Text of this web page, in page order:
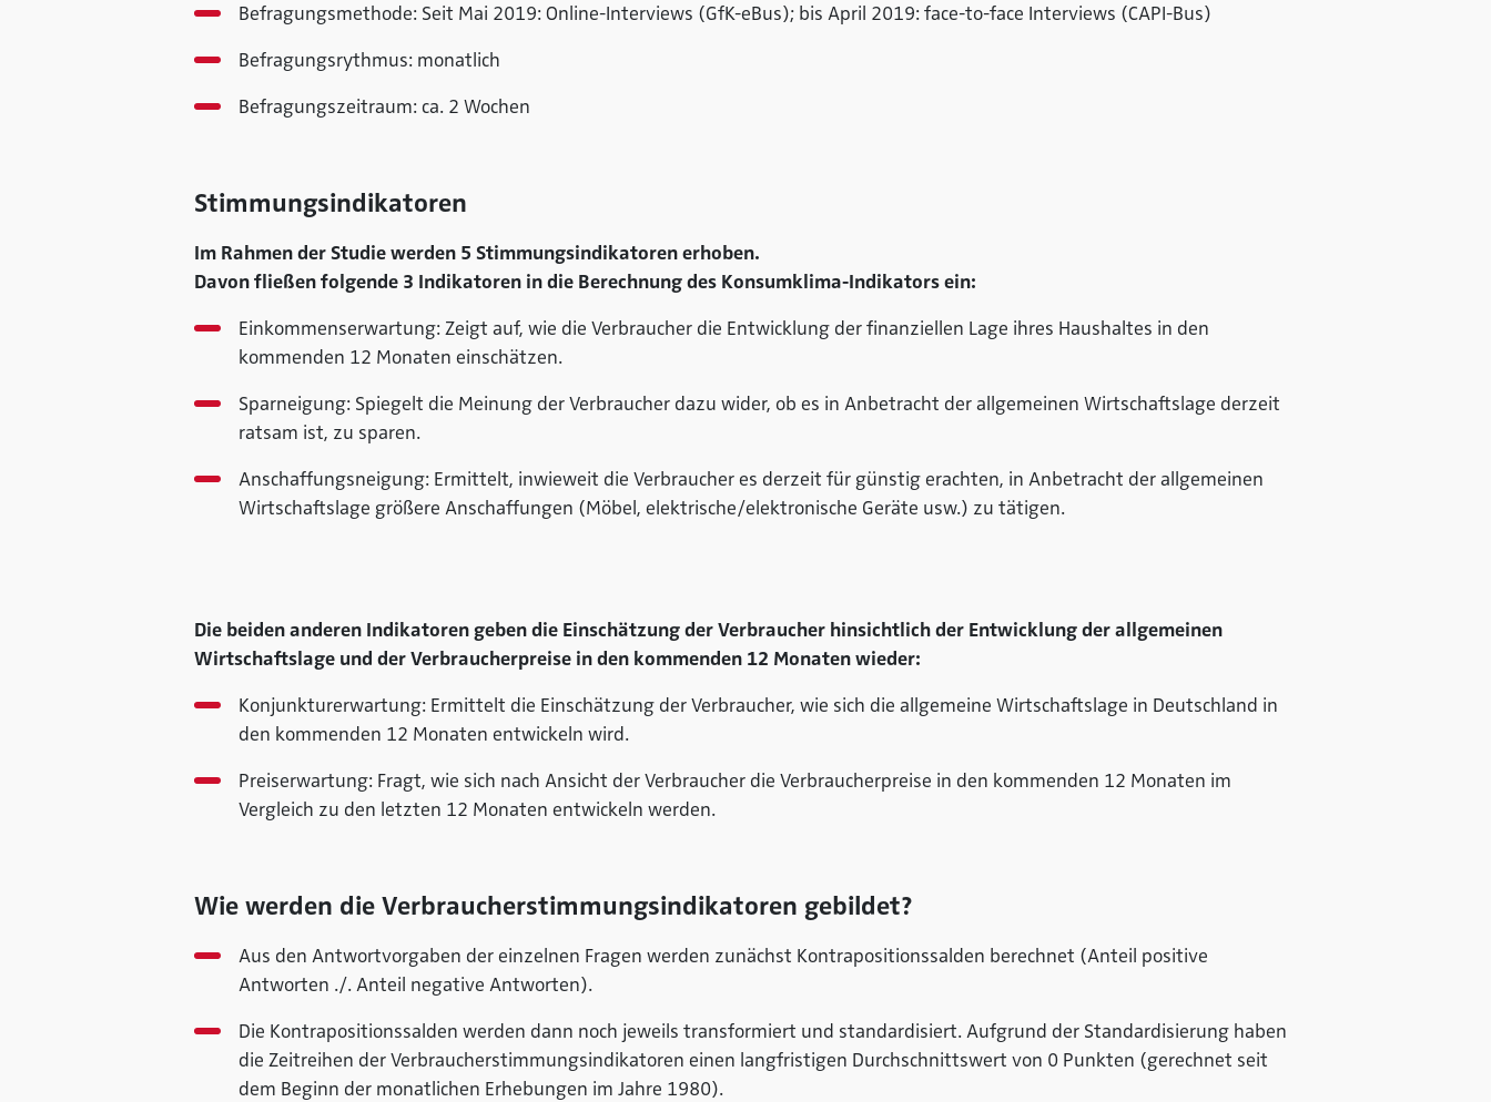
Befragungsmethode: Seit Mai 2019: Online-Interviews (GfK-eBus); bis April 2019: face-to-face Interviews (CAPI-Bus)
Befragungsrythmus: monatlich
Befragungszeitraum: ca. 2 Wochen
Stimmungsindikatoren
Im Rahmen der Studie werden 5 Stimmungsindikatoren erhoben.
Davon fließen folgende 3 Indikatoren in die Berechnung des Konsumklima-Indikators ein:
Einkommenserwartung: Zeigt auf, wie die Verbraucher die Entwicklung der finanziellen Lage ihres Haushaltes in den
kommenden 12 Monaten einschätzen.
Sparneigung: Spiegelt die Meinung der Verbraucher dazu wider, ob es in Anbetracht der allgemeinen Wirtschaftslage derzeit
ratsam ist, zu sparen.
Anschaffungsneigung: Ermittelt, inwieweit die Verbraucher es derzeit für günstig erachten, in Anbetracht der allgemeinen
Wirtschaftslage größere Anschaffungen (Möbel, elektrische/elektronische Geräte usw.) zu tätigen.
Die beiden anderen Indikatoren geben die Einschätzung der Verbraucher hinsichtlich der Entwicklung der allgemeinen
Wirtschaftslage und der Verbraucherpreise in den kommenden 12 Monaten wieder:
Konjunkturerwartung: Ermittelt die Einschätzung der Verbraucher, wie sich die allgemeine Wirtschaftslage in Deutschland in
den kommenden 12 Monaten entwickeln wird.
Preiserwartung: Fragt, wie sich nach Ansicht der Verbraucher die Verbraucherpreise in den kommenden 12 Monaten im
Vergleich zu den letzten 12 Monaten entwickeln werden.
Wie werden die Verbraucherstimmungsindikatoren gebildet?
Aus den Antwortvorgaben der einzelnen Fragen werden zunächst Kontrapositionssalden berechnet (Anteil positive
Antworten ./. Anteil negative Antworten).
Die Kontrapositionssalden werden dann noch jeweils transformiert und standardisiert. Aufgrund der Standardisierung haben
die Zeitreihen der Verbraucherstimmungsindikatoren einen langfristigen Durchschnittswert von 0 Punkten (gerechnet seit
dem Beginn der monatlichen Erhebungen im Jahre 1980).